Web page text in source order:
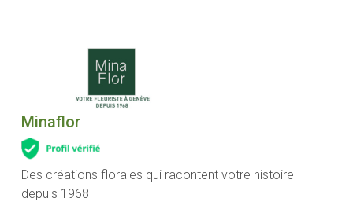
Minaflor
Des créations florales qui racontent votre histoire
depuis 1968